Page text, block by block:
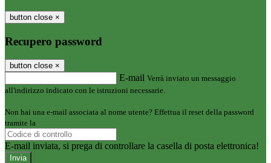
button close ×
Recupero password
button close ×
E-mail Verrà inviato un messaggio
all'indirizzo indicato con le istruzioni necessarie.
Non hai una e-mail associata al nome utente? Effettua il reset della password
tramite la
E-mail inviata, si prega di controllare la casella di posta elettronica!